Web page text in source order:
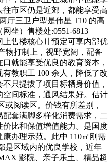
市区仍是近郊，都能享受高
厅三卫户型是伟星 T10 的高
坐）售楼处:0551-6813
上售楼核心〢预定可享内部优
物打制上，视野宽阔，配备
就能享受优良的教育资本，
教职工 100 余人，降低了改
只提拔了项目标栖身价值，
间标准，通风结果好。估计
或阅读区。价钱有所差别，
套满脚多样化消费需求，二
比和保值增值能力。是国度
办理示范。此中 110㎡刚需
是区域内的优良学校，近年
影院、亲子乐土、精品超